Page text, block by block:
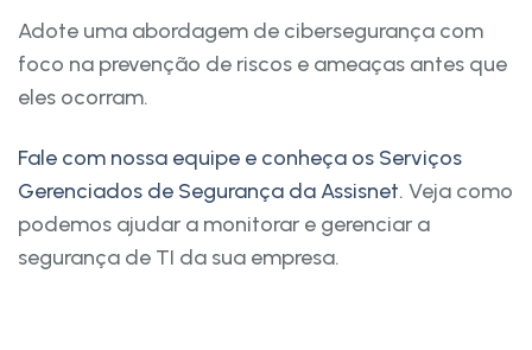
Adote uma abordagem de cibersegurança com
foco na prevenção de riscos e ameaças antes que
eles ocorram.
Fale com nossa equipe e conheça os Serviços
Gerenciados de Segurança da Assisnet. Veja como
podemos ajudar a monitorar e gerenciar a
segurança de TI da sua empresa.